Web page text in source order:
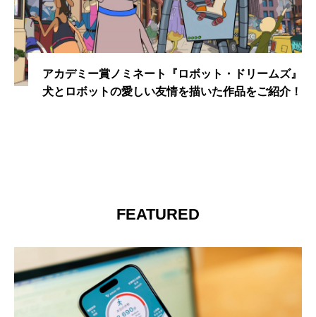
アカデミー賞ノミネート『ロボット・ドリームズ』
犬とロボットの愛しい友情を描いた作品をご紹介！
FEATURED